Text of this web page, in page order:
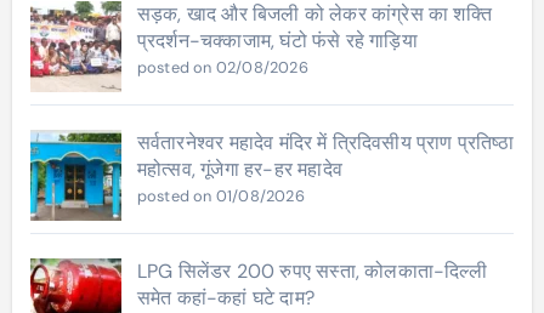
सड़क, खाद और बिजली को लेकर कांग्रेस का शक्ति
प्रदर्शन-चक्काजाम, घंटो फंसे रहे गाड़िया
posted on 02/08/2026
सर्वतारनेश्वर महादेव मंदिर में त्रिदिवसीय प्राण प्रतिष्ठा
महोत्सव, गूंजेगा हर-हर महादेव
posted on 01/08/2026
LPG सिलेंडर 200 रुपए सस्ता, कोलकाता-दिल्ली
समेत कहां-कहां घटे दाम?